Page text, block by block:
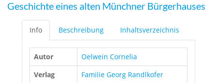
Geschichte eines alten Münchner Bürgerhauses
Info Beschreibung Inhaltsverzeichnis
Autor
Oelwein Cornelia
Verlag
Familie Georg Randlkofer